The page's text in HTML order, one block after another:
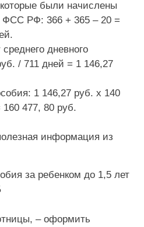
были начислены
ФСС РФ: 366 + 365 – 20 =
дневного
/ 711 дней = 1 146,27
1 146,27 руб. х 140
477, 80 руб.
информация из
за ребенком до 1,5 лет
– оформить